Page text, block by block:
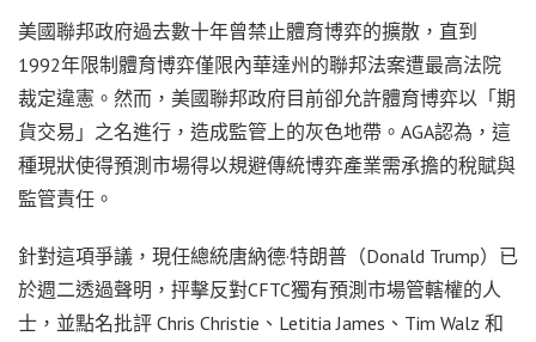
美國聯邦政府過去數十年曾禁止體育博弈的擴散，直到
1992年限制體育博弈僅限內華達州的聯邦法案遭最高法院
裁定違憲。然而，美國聯邦政府目前卻允許體育博弈以「期
貨交易」之名進行，造成監管上的灰色地帶。AGA認為，這
種現狀使得預測市場得以規避傳統博弈產業需承擔的稅賦與
監管責任。
針對這項爭議，現任總統唐納德·特朗普（Donald Trump）已
於週二透過聲明，抨擊反對CFTC獨有預測市場管轄權的人
士，並點名批評 Chris Christie、Letitia James、Tim Walz 和